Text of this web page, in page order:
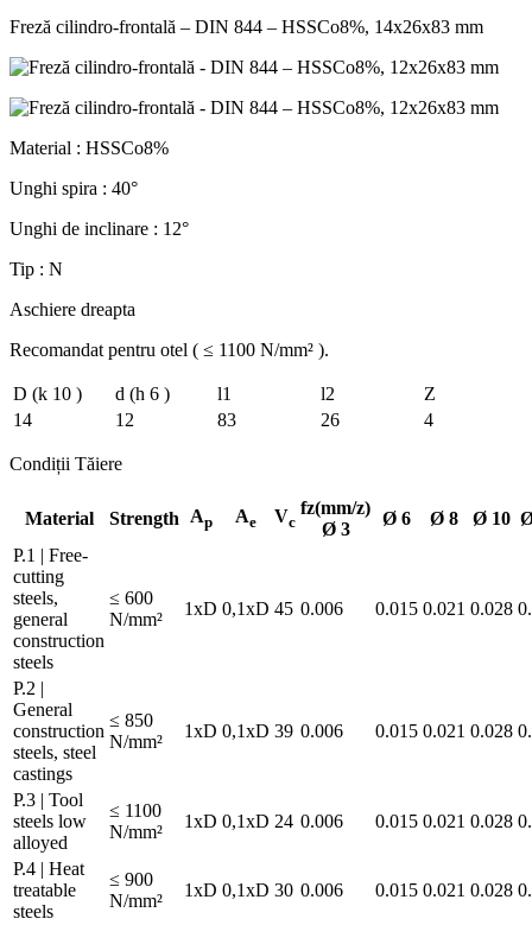
Freză cilindro-frontală – DIN 844 – HSSCo8%, 14x26x83 mm
Material : HSSCo8%
Unghi spira : 40°
Unghi de inclinare : 12°
Tip : N
Aschiere dreapta
Recomandat pentru otel ( ≤ 1100 N/mm² ).
D (k 10 ) d (h 6 ) l1 l2
Z
14
12 83 26 4
Condiții Tăiere
Material Strength Ap Ae Vc
fz(mm/z)
Ø 3
Ø 6 Ø 8 Ø 10
P.1 | Free-
cutting
steels,
general
construction
steels
≤ 600
N/mm²
1xD 0,1xD 45 0.006 0.015 0.021 0.028
P.2 |
General
construction
steels, steel
castings
≤ 850
N/mm²
1xD 0,1xD 39 0.006 0.015 0.021 0.028
P.3 | Tool
steels low
alloyed
≤ 1100
N/mm²
1xD 0,1xD 24 0.006 0.015 0.021 0.028
P.4 | Heat
treatable
steels
≤ 900
N/mm²
1xD 0,1xD 30 0.006 0.015 0.021 0.028